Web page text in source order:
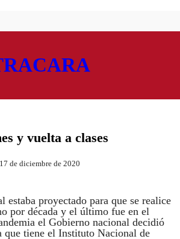
y vuelta a clases
de diciembre de 2020
estaba proyectado para que se realice
por década y el último fue en el
el Gobierno nacional decidió
que tiene el Instituto Nacional de